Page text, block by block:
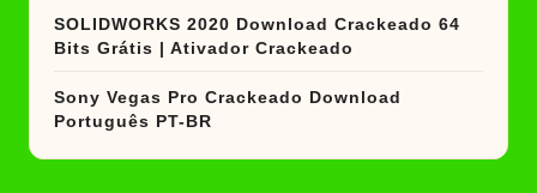
SOLIDWORKS 2020 Download Crackeado 64
Bits Grátis | Ativador Crackeado
Sony Vegas Pro Crackeado Download
Português PT-BR